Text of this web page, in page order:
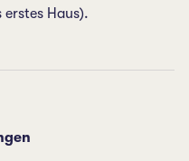
Haus).